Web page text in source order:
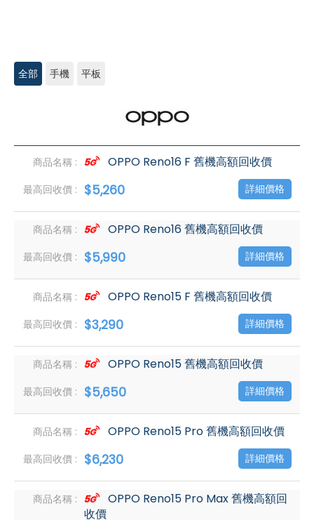
全部 手機 平板
OPPO Reno16 F 舊機高額回收價
$5,260 詳細價格
OPPO Reno16 舊機高額回收價
$5,990 詳細價格
OPPO Reno15 F 舊機高額回收價
$3,290 詳細價格
OPPO Reno15 舊機高額回收價
$5,650 詳細價格
OPPO Reno15 Pro 舊機高額回收價
$6,230 詳細價格
OPPO Reno15 Pro Max 舊機高額回
收價